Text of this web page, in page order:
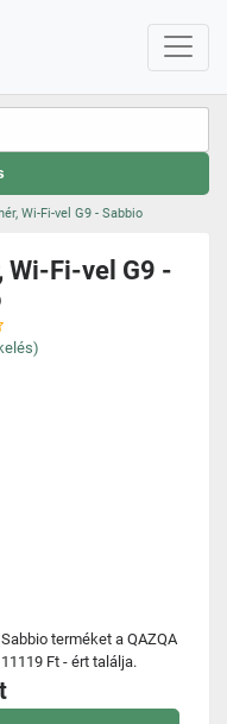
Wi-Fi-vel G9 - Sabbio
Wi-Fi-vel G9 -
terméket a QAZQA
Ft - ért találja.